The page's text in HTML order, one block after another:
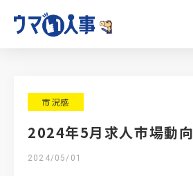
市況感
2024年5月求人市場動向
2024/05/01